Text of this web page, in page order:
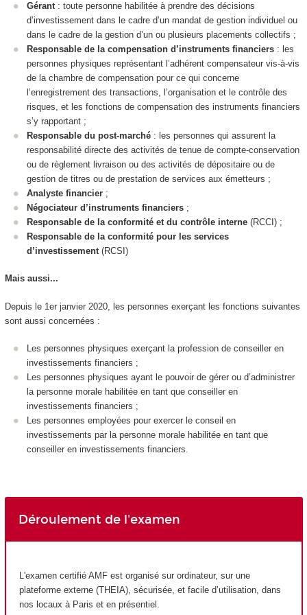
Gérant : toute personne habilitée à prendre des décisions
d’investissement dans le cadre d’un mandat de gestion individuel ou
dans le cadre de la gestion d’un ou plusieurs placements collectifs ;
Responsable de la compensation d’instruments financiers : les
personnes physiques représentant l’adhérent compensateur vis-à-vis
de la chambre de compensation pour ce qui concerne
l’enregistrement des transactions, l’organisation et le contrôle des
risques, et les fonctions de compensation des instruments financiers
s’y rapportant ;
Responsable du post-marché : les personnes qui assurent la
responsabilité directe des activités de tenue de compte-conservation
ou de règlement livraison ou des activités de dépositaire ou de
gestion de titres ou de prestation de services aux émetteurs ;
Analyste financier ;
Négociateur d’instruments financiers ;
Responsable de la conformité et du contrôle interne (RCCI) ;
Responsable de la conformité pour les services
d’investissement (RCSI)
Mais aussi...
Depuis le 1er janvier 2020, les personnes exerçant les fonctions suivantes
sont aussi concernées :
Les personnes physiques exerçant la profession de conseiller en
investissements financiers ;
Les personnes physiques ayant le pouvoir de gérer ou d’administrer
la personne morale habilitée en tant que conseiller en
investissements financiers ;
Les personnes employées pour exercer le conseil en
investissements par la personne morale habilitée en tant que
conseiller en investissements financiers.
Déroulement de l'examen
L'examen certifié AMF est organisé sur ordinateur, sur une
plateforme externe (THEIA), sécurisée, et facile d’utilisation, dans
nos locaux à Paris et en présentiel.